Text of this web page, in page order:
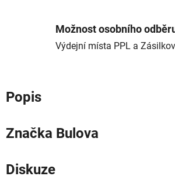
Možnost osobního
Výdejní místa PPL a
Popis
Značka Bulova
Diskuze